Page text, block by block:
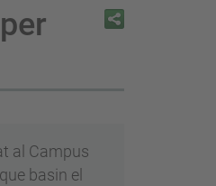
al Campus
basin el